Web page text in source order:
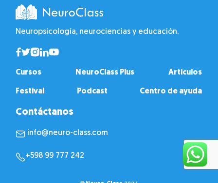
Neuropsicología, neurociencias y educación.
Cursos NeuroClass Plus Artículos
Festival Podcast Centro de ayuda
Contáctanos
info@neuro-class.com
+598 99 777 242